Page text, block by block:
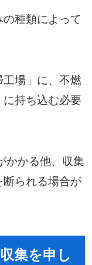
種類によって
場」に、不燃
持ち込む必要
かかる他、収集
られる場合が
集を申し